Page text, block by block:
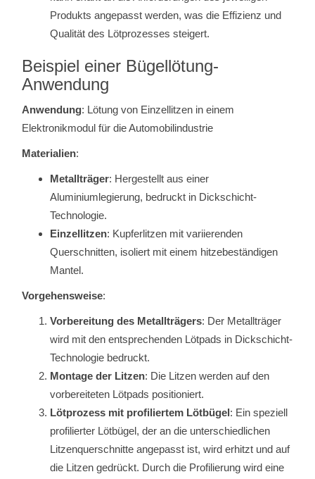
Produkts angepasst werden, was die Effizienz und
Qualität des Lötprozesses steigert.
Beispiel einer Bügellötung-
Anwendung
Anwendung: Lötung von Einzellitzen in einem
Elektronikmodul für die Automobilindustrie
Materialien:
Metallträger: Hergestellt aus einer
Aluminiumlegierung, bedruckt in Dickschicht-
Technologie.
Einzellitzen: Kupferlitzen mit variierenden
Querschnitten, isoliert mit einem hitzebeständigen
Mantel.
Vorgehensweise:
Vorbereitung des Metallträgers: Der Metallträger
wird mit den entsprechenden Lötpads in Dickschicht-
Technologie bedruckt.
Montage der Litzen: Die Litzen werden auf den
vorbereiteten Lötpads positioniert.
Lötprozess mit profiliertem Lötbügel: Ein speziell
profilierter Lötbügel, der an die unterschiedlichen
Litzenquerschnitte angepasst ist, wird erhitzt und auf
die Litzen gedrückt. Durch die Profilierung wird eine